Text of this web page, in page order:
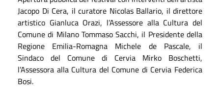
Jacopo Di Cera, il curatore Nicolas Ballario, il direttore
artistico Gianluca Orazi, l’Assessore alla Cultura del
Comune di Milano Tommaso Sacchi, il Presidente della
Regione Emilia-Romagna Michele de Pascale, il
Sindaco del Comune di Cervia Mirko Boschetti,
l’Assessora alla Cultura del Comune di Cervia Federica
Bosi.